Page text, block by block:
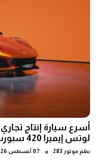
أسرع سيارة إنتاج
لوتس إيميرا 420 سبورت تصل إلى الشرق الأوسط
بقلم موتور 283 ● 07 أغسطس 2026